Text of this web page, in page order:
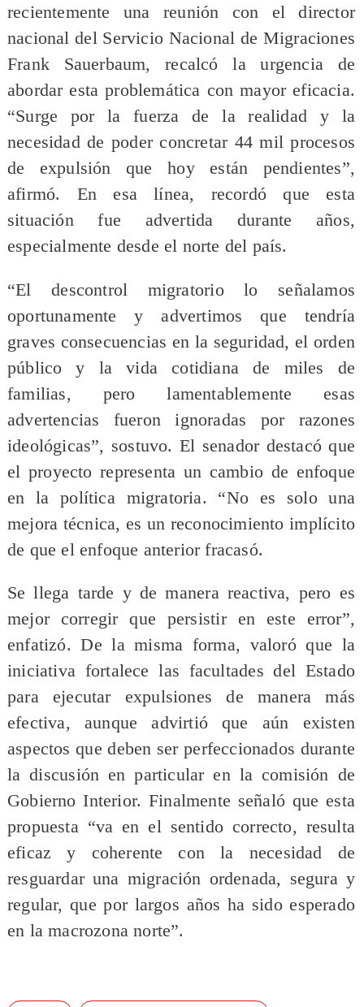
recientemente una reunión con el director
nacional del Servicio Nacional de Migraciones
Frank Sauerbaum, recalcó la urgencia de
abordar esta problemática con mayor eficacia.
“Surge por la fuerza de la realidad y la
necesidad de poder concretar 44 mil procesos
de expulsión que hoy están pendientes”,
afirmó. En esa línea, recordó que esta
situación fue advertida durante años,
especialmente desde el norte del país.
“El descontrol migratorio lo señalamos
oportunamente y advertimos que tendría
graves consecuencias en la seguridad, el orden
público y la vida cotidiana de miles de
familias, pero lamentablemente esas
advertencias fueron ignoradas por razones
ideológicas”, sostuvo. El senador destacó que
el proyecto representa un cambio de enfoque
en la política migratoria. “No es solo una
mejora técnica, es un reconocimiento implícito
de que el enfoque anterior fracasó.
Se llega tarde y de manera reactiva, pero es
mejor corregir que persistir en este error”,
enfatizó. De la misma forma, valoró que la
iniciativa fortalece las facultades del Estado
para ejecutar expulsiones de manera más
efectiva, aunque advirtió que aún existen
aspectos que deben ser perfeccionados durante
la discusión en particular en la comisión de
Gobierno Interior. Finalmente señaló que esta
propuesta “va en el sentido correcto, resulta
eficaz y coherente con la necesidad de
resguardar una migración ordenada, segura y
regular, que por largos años ha sido esperado
en la macrozona norte”.